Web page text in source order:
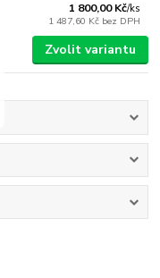
1 800,00 Kč/ks
1 487,60 Kč bez DPH
Zvolit variantu